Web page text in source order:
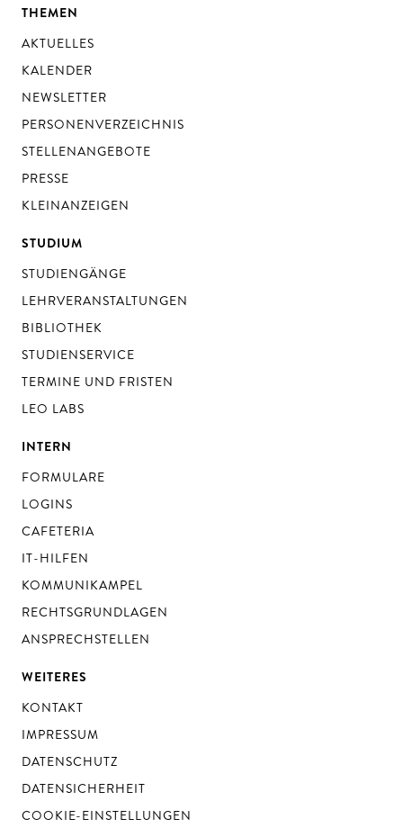
THEMEN
AKTUELLES
KALENDER
NEWSLETTER
PERSONENVERZEICHNIS
STELLENANGEBOTE
PRESSE
KLEINANZEIGEN
STUDIUM
STUDIENGÄNGE
LEHRVERANSTALTUNGEN
BIBLIOTHEK
STUDIENSERVICE
TERMINE UND FRISTEN
LEO LABS
INTERN
FORMULARE
LOGINS
CAFETERIA
IT-HILFEN
KOMMUNIKAMPEL
RECHTSGRUNDLAGEN
ANSPRECHSTELLEN
WEITERES
KONTAKT
IMPRESSUM
DATENSCHUTZ
DATENSICHERHEIT
COOKIE-EINSTELLUNGEN